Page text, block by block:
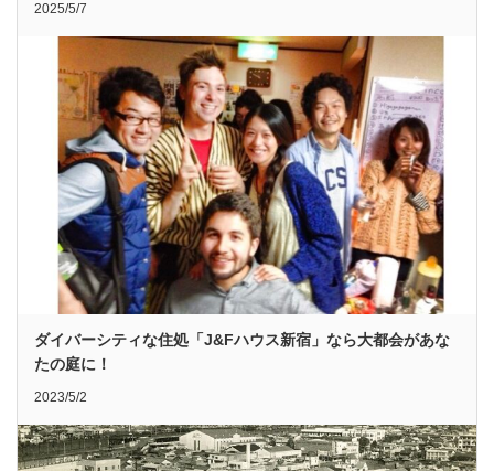
2025/5/7
ダイバーシティな住処「J&Fハウス新宿」なら大都会があな
たの庭に！
2023/5/2